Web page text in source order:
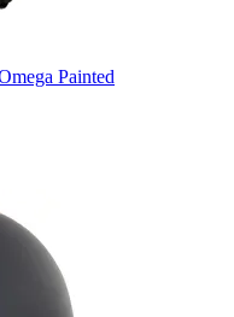
Painted